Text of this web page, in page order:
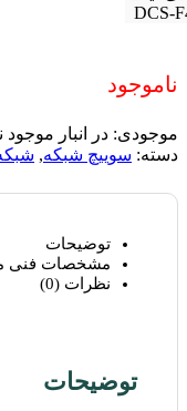
ناموجود
موجودی: در انبار
دسته: سوییچ شبکه,
توضیحات
مشخصات فنی
نظرات (0)
توضیحات